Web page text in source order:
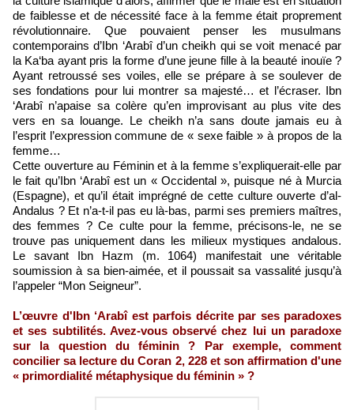
de faiblesse et de nécessité face à la femme était proprement
révolutionnaire. Que pouvaient penser les musulmans
contemporains d’Ibn ‘Arabî d’un cheikh qui se voit menacé par
la Ka‘ba ayant pris la forme d’une jeune fille à la beauté inouïe ?
Ayant retroussé ses voiles, elle se prépare à se soulever de
ses fondations pour lui montrer sa majesté… et l’écraser. Ibn
‘Arabî n’apaise sa colère qu’en improvisant au plus vite des
vers en sa louange. Le cheikh n’a sans doute jamais eu à
l’esprit l’expression commune de « sexe faible » à propos de la
femme…
Cette ouverture au Féminin et à la femme s’expliquerait-elle par
le fait qu’Ibn ‘Arabî est un « Occidental », puisque né à Murcia
(Espagne), et qu’il était imprégné de cette culture ouverte d’al-
Andalus ? Et n’a-t-il pas eu là-bas, parmi ses premiers maîtres,
des femmes ? Ce culte pour la femme, précisons-le, ne se
trouve pas uniquement dans les milieux mystiques andalous.
Le savant Ibn Hazm (m. 1064) manifestait une véritable
soumission à sa bien-aimée, et il poussait sa vassalité jusqu’à
l’appeler “Mon Seigneur”.
L’œuvre d'Ibn ‘Arabî est parfois décrite par ses paradoxes
et ses subtilités. Avez-vous observé chez lui un paradoxe
sur la question du féminin ? Par exemple, comment
concilier sa lecture du Coran 2, 228 et son affirmation d'une
« primordialité métaphysique du féminin » ?